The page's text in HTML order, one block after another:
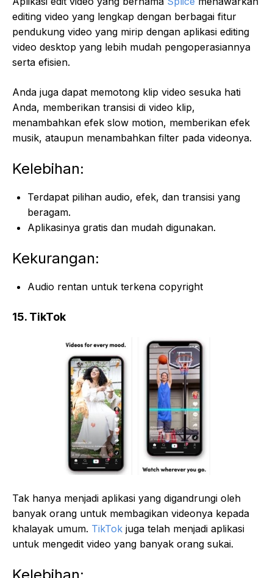
editing video yang lengkap dengan berbagai fitur
pendukung video yang mirip dengan aplikasi editing
video desktop yang lebih mudah pengoperasiannya
serta efisien.
Anda juga dapat memotong klip video sesuka hati
Anda, memberikan transisi di video klip,
menambahkan efek slow motion, memberikan efek
musik, ataupun menambahkan filter pada videonya.
Kelebihan:
Terdapat pilihan audio, efek, dan transisi yang
beragam.
Aplikasinya gratis dan mudah digunakan.
Kekurangan:
Audio rentan untuk terkena copyright
15. TikTok
Tak hanya menjadi aplikasi yang digandrungi oleh
banyak orang untuk membagikan videonya kepada
khalayak umum. TikTok juga telah menjadi aplikasi
untuk mengedit video yang banyak orang sukai.